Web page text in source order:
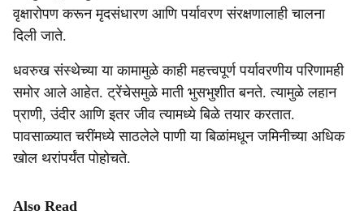
वृक्षारोपण करून मृदसंधारण आणि पर्यावरण संरक्षणालाही चालना
दिली जाते.
धवरुख संस्थेच्या या कामामुळे काही महत्त्वपूर्ण पर्यावरणीय परिणामही
समोर आले आहेत. ट्रेंचेसमुळे माती भुसभुशीत बनते. त्यामुळे लहान
प्राणी, उंदीर आणि इतर जीव त्यामध्ये बिळे तयार करतात.
पावसाळ्यात चरींमध्ये साठलेले पाणी या बिळांमधून जमिनीच्या अधिक
खोल थरांपर्यंत पोहोचते.
Also Read